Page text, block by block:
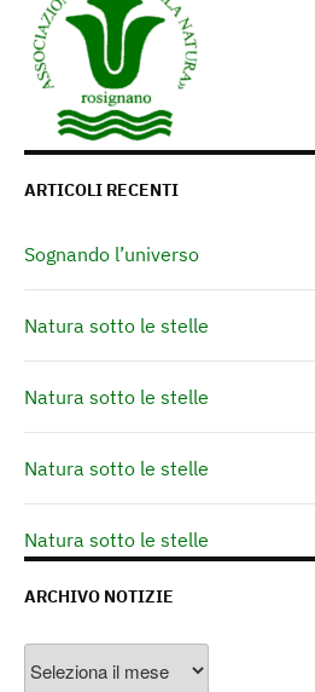
ARTICOLI RECENTI
Sognando l’universo
Natura sotto le stelle
Natura sotto le stelle
Natura sotto le stelle
Natura sotto le stelle
ARCHIVO NOTIZIE